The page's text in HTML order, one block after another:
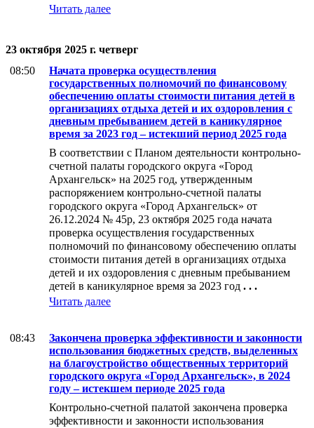
Читать далее
23 октября 2025 г. четверг
08:50
Начата проверка осуществления
государственных полномочий по финансовому
обеспечению оплаты стоимости питания детей в
организациях отдыха детей и их оздоровления с
дневным пребыванием детей в каникулярное
время за 2023 год – истекший период 2025 года
В соответствии с Планом деятельности контрольно-
счетной палаты городского округа «Город
Архангельск» на 2025 год, утвержденным
распоряжением контрольно-счетной палаты
городского округа «Город Архангельск» от
26.12.2024 № 45р, 23 октября 2025 года начата
проверка осуществления государственных
полномочий по финансовому обеспечению оплаты
стоимости питания детей в организациях отдыха
детей и их оздоровления с дневным пребыванием
детей в каникулярное время за 2023 год . . .
Читать далее
08:43
Закончена проверка эффективности и законности
использования бюджетных средств, выделенных
на благоустройство общественных территорий
городского округа «Город Архангельск», в 2024
году – истекшем периоде 2025 года
Контрольно-счетной палатой закончена проверка
эффективности и законности использования